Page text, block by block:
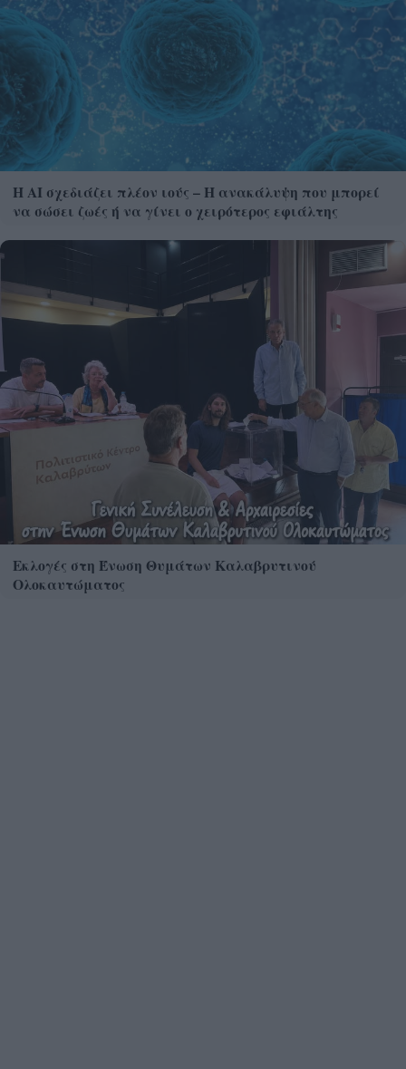
Η AI σχεδιάζει πλέον ιούς – Η ανακάλυψη που μπορεί
να σώσει ζωές ή να γίνει ο χειρότερος εφιάλτης
Εκλογές στη Ένωση Θυμάτων Καλαβρυτινού
Ολοκαυτώματος